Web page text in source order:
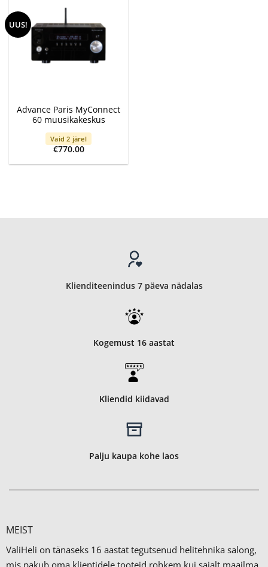
UUS!
Advance Paris MyConnect
60 muusikakeskus
Vaid 2 järel
€770.00
Klienditeenindus 7 päeva nädalas
Kogemust 16 aastat
Kliendid kiidavad
Palju kaupa kohe laos
MEIST
ValiHeli on tänaseks 16 aastat tegutsenud helitehnika salong,
mis pakub oma klientidele tooteid rohkem kui sajalt maailma